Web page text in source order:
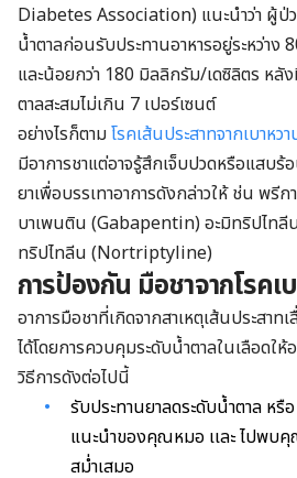
Diabetes Association) แนะนำว่า ผู้ป่ว
น้ำตาลก่อนรับประทานอาหารอยู่ระหว่าง
และน้อยกว่า 180 มิลลิกรัม/เดซิลิตร หลั
ตาลสะสมไม่เกิน 7 เปอร์เซนต์
อย่างไรก็ตามโรคเส้นประสาทจากเบาหวา
มีอาการชาแต่อาจรู้สึกเจ็บปวดหรือแสบ
ยาเพื่อบรรเทาอาการดังกล่าวให้ ช่น พ
บาเพนติน (Gabapentin) อะมิทริปไท
ทริปไทลีน (Nortriptyline)
การป้องกัน มือชาจากโรคเ
อาการมือชาที่เกิดจากสาเหตุเส้นประสาท
ได้โดยการควบคุมระดับน้ำตาลในเลือดใ
วิธีการดังต่อไปนี้
รับประทานยาลดระดับน้ำตาล หรื
แนะนำของคุณหมอ เเละ ไปพบ
สม่ำเสมอ